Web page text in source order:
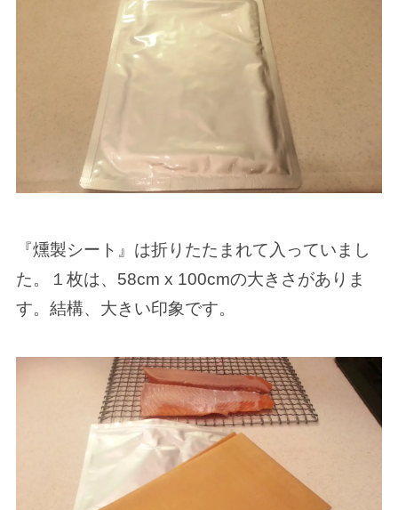
『燻製シート』は折りたたまれて入っていまし
た。１枚は、58cm x 100cmの大きさがありま
す。結構、大きい印象です。